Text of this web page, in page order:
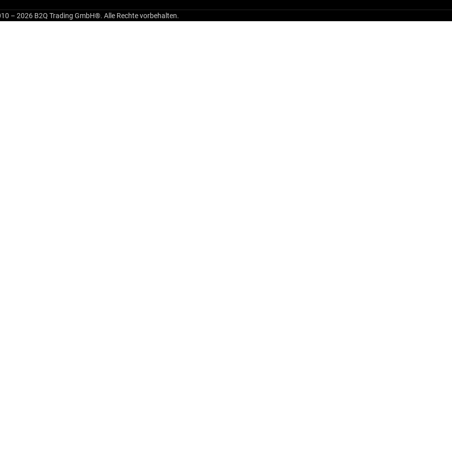
– 2026 B2Q Trading GmbH®. Alle Rechte vorbehalten.